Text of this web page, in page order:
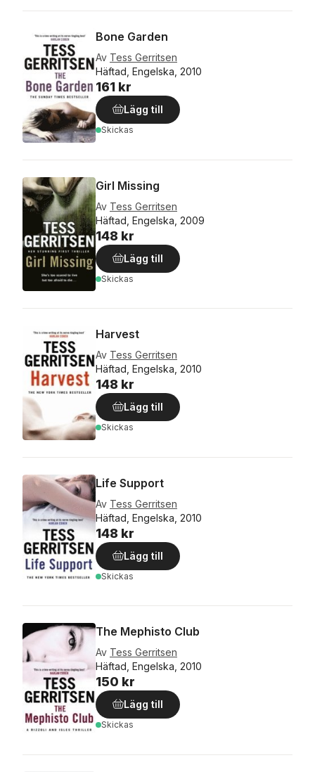
Bone Garden
Av Tess Gerritsen
Häftad, Engelska, 2010
161 kr
Lägg till
Skickas
Girl Missing
Av Tess Gerritsen
Häftad, Engelska, 2009
148 kr
Lägg till
Skickas
Harvest
Av Tess Gerritsen
Häftad, Engelska, 2010
148 kr
Lägg till
Skickas
Life Support
Av Tess Gerritsen
Häftad, Engelska, 2010
148 kr
Lägg till
Skickas
The Mephisto Club
Av Tess Gerritsen
Häftad, Engelska, 2010
150 kr
Lägg till
Skickas